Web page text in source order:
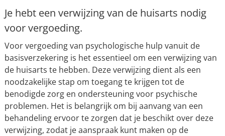
Je hebt een verwijzing van de huisarts nodig
voor vergoeding.
Voor vergoeding van psychologische hulp vanuit de
basisverzekering is het essentieel om een verwijzing van
de huisarts te hebben. Deze verwijzing dient als een
noodzakelijke stap om toegang te krijgen tot de
benodigde zorg en ondersteuning voor psychische
problemen. Het is belangrijk om bij aanvang van een
behandeling ervoor te zorgen dat je beschikt over deze
verwijzing, zodat je aanspraak kunt maken op de